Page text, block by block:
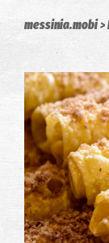
messinia.mobi